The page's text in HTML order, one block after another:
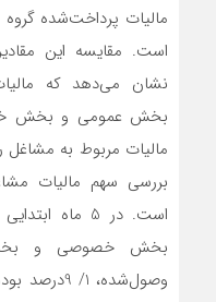
است. مقایسه این
نشان می‌دهد که
بررسی سهم مالیات
است. در 5 ماه
بخش خصوصی و بخش